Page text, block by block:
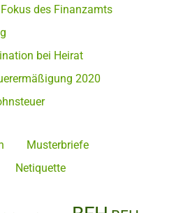
des Finanzamts
bei Heirat
2020
Musterbriefe
Netiquette